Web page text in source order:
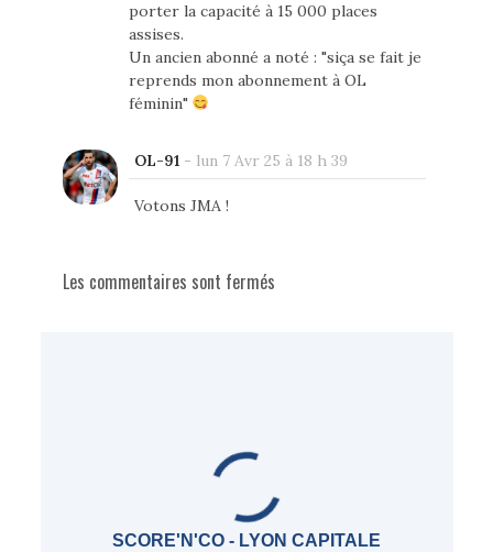
porter la capacité à 15 000 places
assises.
Un ancien abonné a noté : "siça se fait je
reprends mon abonnement à OL
féminin"
OL-91- lun 7 Avr 25 à 18 h 39
Votons JMA !
Les commentaires sont fermés
SCORE'N'CO - LYON CAPITALE